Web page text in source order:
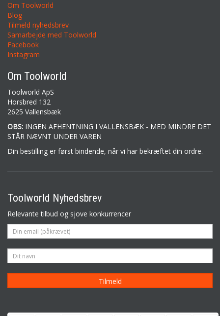
Om Toolworld
Blog
Tilmeld nyhedsbrev
Samarbejde med Toolworld
Facebook
Instagram
Om Toolworld
Toolworld ApS
Horsbred 132
2625 Vallensbæk
OBS: INGEN AFHENTNING I VALLENSBÆK - MED MINDRE DET
STÅR NÆVNT UNDER VAREN
Din bestilling er først bindende, når vi har bekræftet din ordre.
Toolworld Nyhedsbrev
Relevante tilbud og sjove konkurrencer